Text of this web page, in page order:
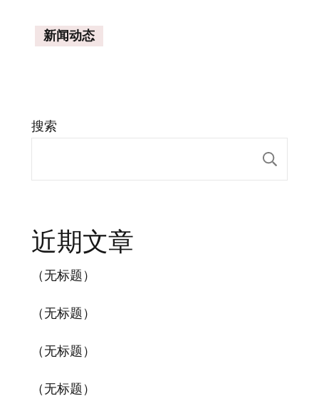
新闻动态
搜索
近期文章
（无标题）
（无标题）
（无标题）
（无标题）